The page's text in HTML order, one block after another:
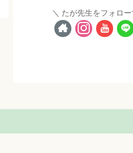
たが先生をフォロー